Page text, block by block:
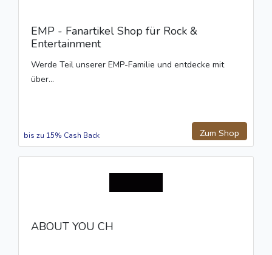
EMP - Fanartikel Shop für Rock &
Entertainment
Werde Teil unserer EMP-Familie und entdecke mit
über...
Zum Shop
bis zu 15% Cash Back
ABOUT YOU CH